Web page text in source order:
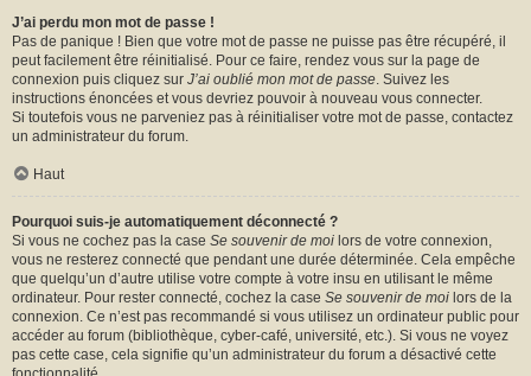
J’ai perdu mon mot de passe !
Pas de panique ! Bien que votre mot de passe ne puisse pas être récupéré, il
peut facilement être réinitialisé. Pour ce faire, rendez vous sur la page de
connexion puis cliquez sur J’ai oublié mon mot de passe. Suivez les
instructions énoncées et vous devriez pouvoir à nouveau vous connecter.
Si toutefois vous ne parveniez pas à réinitialiser votre mot de passe, contactez
un administrateur du forum.
Haut
Pourquoi suis-je automatiquement déconnecté ?
Si vous ne cochez pas la case Se souvenir de moi lors de votre connexion,
vous ne resterez connecté que pendant une durée déterminée. Cela empêche
que quelqu’un d’autre utilise votre compte à votre insu en utilisant le même
ordinateur. Pour rester connecté, cochez la case Se souvenir de moi lors de la
connexion. Ce n’est pas recommandé si vous utilisez un ordinateur public pour
accéder au forum (bibliothèque, cyber-café, université, etc.). Si vous ne voyez
pas cette case, cela signifie qu’un administrateur du forum a désactivé cette